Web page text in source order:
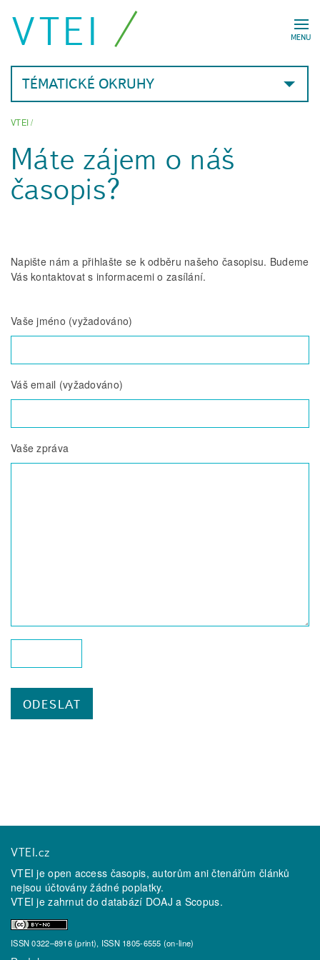
MENU
VTEI
TÉMATICKÉ OKRUHY
VTEI/
Máte zájem o náš
časopis?
Napište nám a přihlašte se k odběru našeho časopisu. Budeme
Vás kontaktovat s informacemi o zasílání.
Vaše jméno (vyžadováno)
Váš email (vyžadováno)
Vaše zpráva
VTEI.cz
VTEI je open access časopis, autorům ani čtenářům článků
nejsou účtovány žádné poplatky.
VTEI je zahrnut do databází DOAJ a Scopus.
ISSN 0322–8916 (print), ISSN 1805-6555 (on-line)